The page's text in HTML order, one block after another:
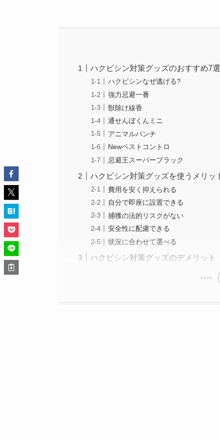
ハクビシン対策グッズのおすすめ7選
ハクビシンなぜ逃げる?
強力忌避一番
獣除け線香
通せんぼくんミニ
アニマルパンチ
Newペストコントロ
忌避王スーパーブラック
ハクビシン対策グッズを使うメリッ
費用を安く抑えられる
自分で即座に設置できる
捕獲の法的リスクがない
安全性に配慮できる
状況に合わせて選べる
ハクビシン対策グッズのデメリット